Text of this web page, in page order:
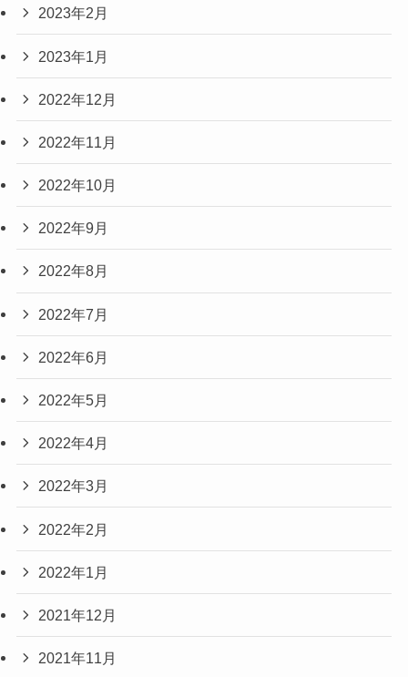
2023年2月
2023年1月
2022年12月
2022年11月
2022年10月
2022年9月
2022年8月
2022年7月
2022年6月
2022年5月
2022年4月
2022年3月
2022年2月
2022年1月
2021年12月
2021年11月